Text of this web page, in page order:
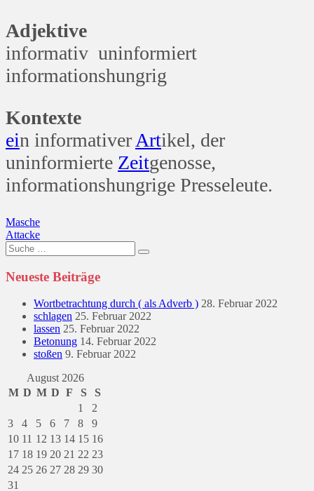
Adjektive
informativ uninformiert
informationshungrig
Kontexte
ein informativer Artikel, der
uninformierte Zeitgenosse,
informationshungrige Presseleute.
Beitragsnavigation
Masche
Attacke
Suche
nach:
Neueste Beiträge
Wortbetrachtung durch ( als Adverb ) 28. Februar 2022
schlagen 25. Februar 2022
lassen 25. Februar 2022
Betonung 14. Februar 2022
stoßen 9. Februar 2022
August 2026
M D M D F S
S
1
2
3
4 5 6 7 8
9
10 11 12 13 14 15 16
17 18 19 20 21 22 23
24 25 26 27 28 29 30
31